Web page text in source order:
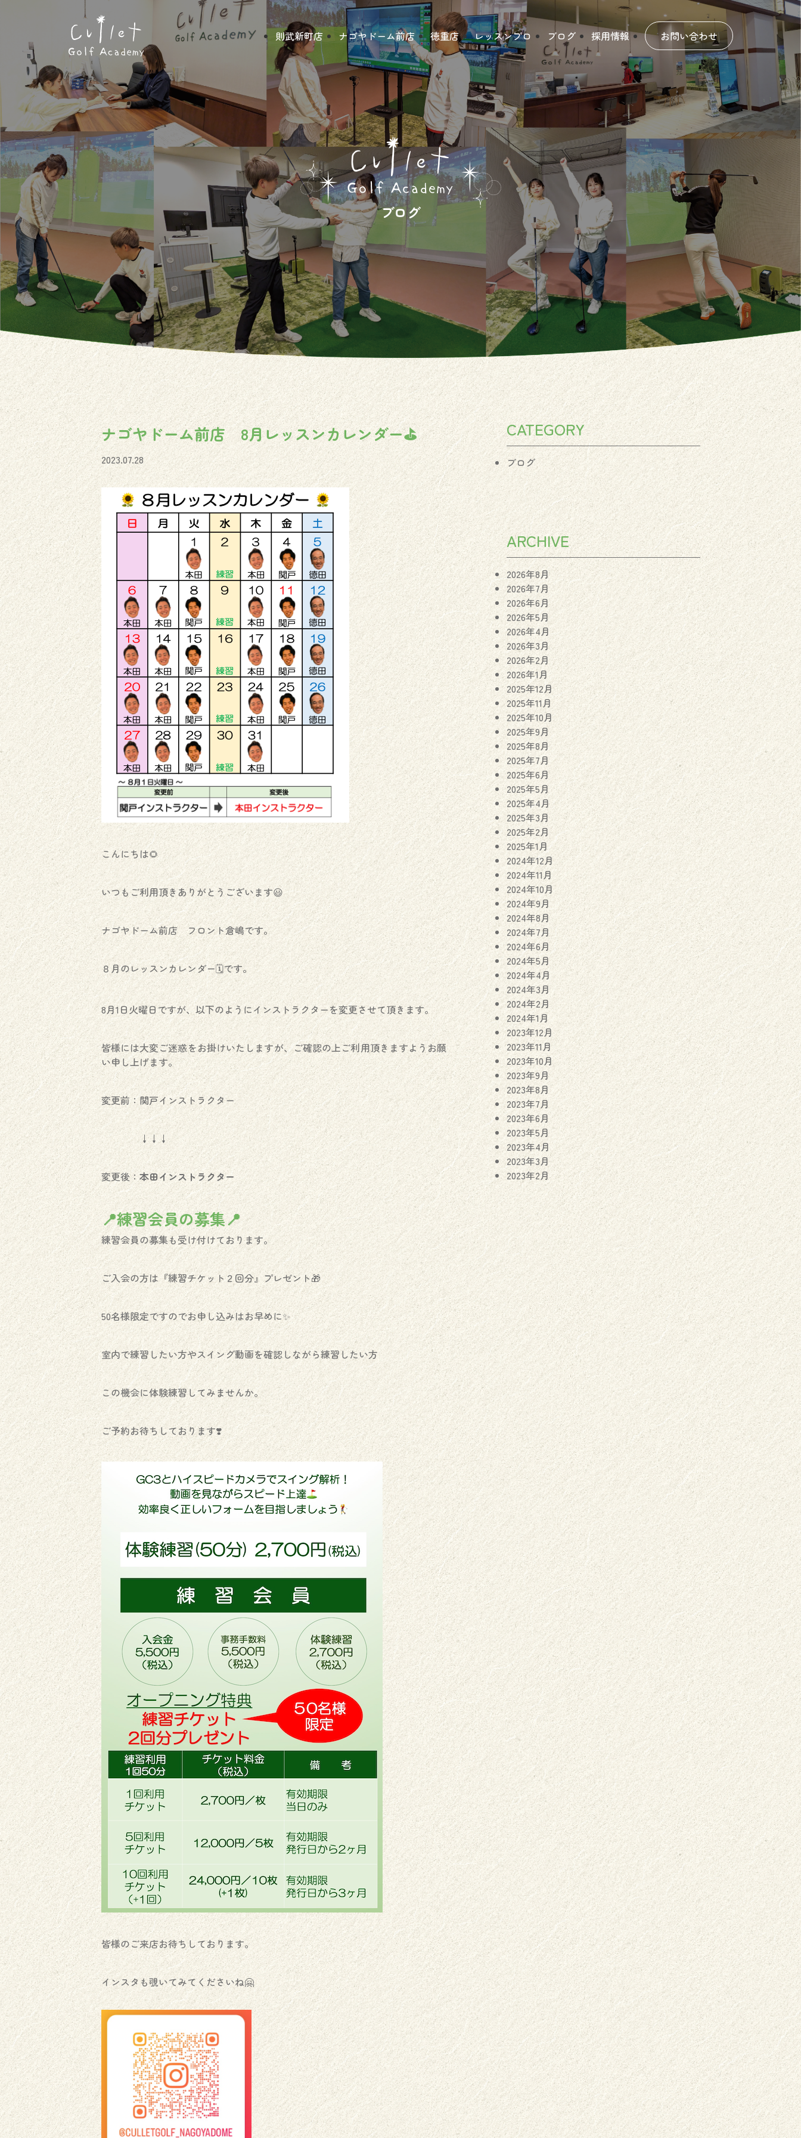
則武新町店 ナゴヤドーム前店 徳重店 レッスンプロ ブログ 採用情報 お問い合わせ
ブログ
ナゴヤドーム前店 8月レッスンカレンダー⛳️
2023.07.28
こんにちは🌻
いつもご利用頂きありがとうございます😃
ナゴヤドーム前店 フロント倉嶋です。
８月のレッスンカレンダー🗓️です。
8月1日火曜日ですが、以下のようにインストラクターを変更させて頂きます。
皆様には大変ご迷惑をお掛けいたしますが、ご確認の上ご利用頂きますようお願
い申し上げます。
変更前：関戸インストラクター
↓↓↓
変更後：本田インストラクター
📍練習会員の募集📍
練習会員の募集も受け付けております。
ご入会の方は『練習チケット２回分』プレゼント🎁
50名様限定ですのでお申し込みはお早めに✨
室内で練習したい方やスイング動画を確認しながら練習したい方
この機会に体験練習してみませんか。
ご予約お待ちしております❣️
皆様のご来店お待ちしております。
インスタも覗いてみてくださいね🤗
CATEGORY
ブログ
ARCHIVE
2026年8月
2026年7月
2026年6月
2026年5月
2026年4月
2026年3月
2026年2月
2026年1月
2025年12月
2025年11月
2025年10月
2025年9月
2025年8月
2025年7月
2025年6月
2025年5月
2025年4月
2025年3月
2025年2月
2025年1月
2024年12月
2024年11月
2024年10月
2024年9月
2024年8月
2024年7月
2024年6月
2024年5月
2024年4月
2024年3月
2024年2月
2024年1月
2023年12月
2023年11月
2023年10月
2023年9月
2023年8月
2023年7月
2023年6月
2023年5月
2023年4月
2023年3月
2023年2月